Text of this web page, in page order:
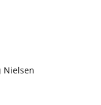
Nielsen